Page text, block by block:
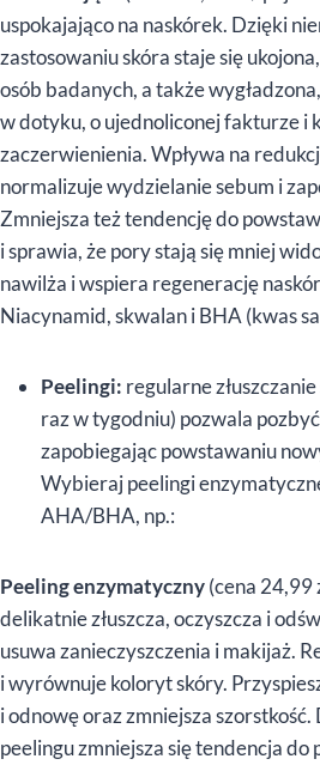
uspokajająco na naskórek. Dzięki
zastosowaniu skóra staje się
osób badanych, a także
w dotyku, o ujednoliconej fakturze i
zaczerwienienia. Wpływa na
normalizuje wydzielanie sebum i
Zmniejsza też tendencję do
i sprawia, że pory stają się mniej
nawilża i wspiera regenerację
Niacynamid, skwalan i BHA (kwas
Peelingi: regularne
raz w tygodniu) pozwala
zapobiegając powstawaniu
Wybieraj peelingi
AHA/BHA, np.:
Peeling enzymatyczny(cena 24,99
delikatnie złuszcza, oczyszcza i
usuwa zanieczyszczenia i makijaż.
i wyrównuje koloryt skóry.
i odnowę oraz zmniejsza
peelingu zmniejsza się tendencja do